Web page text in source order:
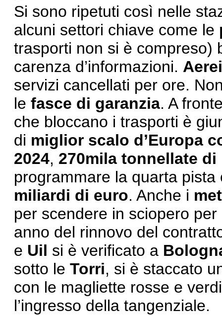
Si sono ripetuti così nelle
alcuni settori chiave come le
trasporti non si è compreso)
carenza d’informazioni. Aerei
servizi cancellati per ore.
le fasce di garanzia. A
che bloccano i trasporti è
di miglior scalo d’Europa
2024, 270mila tonnellate di
programmare la quarta
miliardi di euro. Anche i
per scendere in sciopero
anno del rinnovo del
e Uil si è verificato a
sotto le Torri, si è staccato
con le magliette rosse e
l’ingresso della tangenziale.